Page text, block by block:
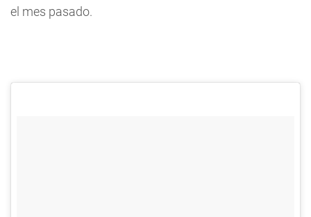
el mes pasado.